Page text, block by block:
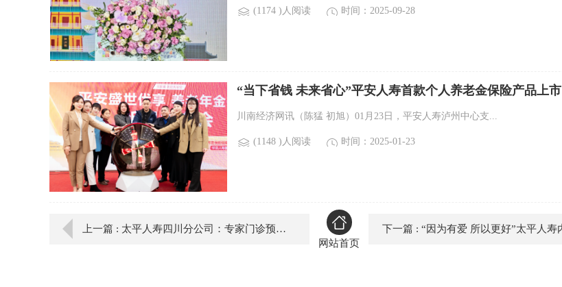
(1174 )人阅读 时间：2025-09-28
“当下省钱 未来省心”平安人寿首款个人养老金保险产品上市
川南经济网讯（陈猛 初旭）01月23日，平安人寿泸州中心支...
(1148 )人阅读 时间：2025-01-23
上一篇 : 太平人寿四川分公司：专家门诊预约新体验 高效服务有温度
网站首页